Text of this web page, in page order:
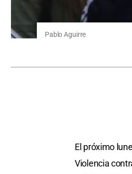
Pablo Aguirre
El próximo
Violencia